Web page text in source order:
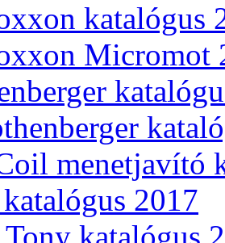
katalógus
Micromot
menetjavító
2017